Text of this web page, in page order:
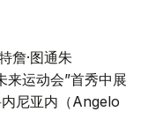
詹·图通朱
来运动会”首秀中展
尼亚内（Angelo